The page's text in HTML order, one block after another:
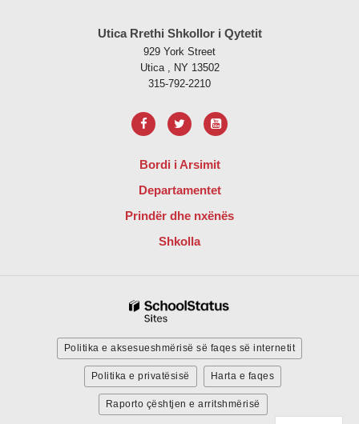
Utica Rrethi Shkollor i Qytetit
929 York Street
Utica , NY 13502
315-792-2210
Bordi i Arsimit
Departamentet
Prindër dhe nxënës
Shkolla
Politika e aksesueshmërisë së faqes së internetit
Politika e privatësisë Harta e faqes
Raporto çështjen e arritshmërisë